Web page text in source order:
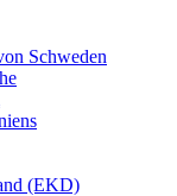
Schweden
(EKD)